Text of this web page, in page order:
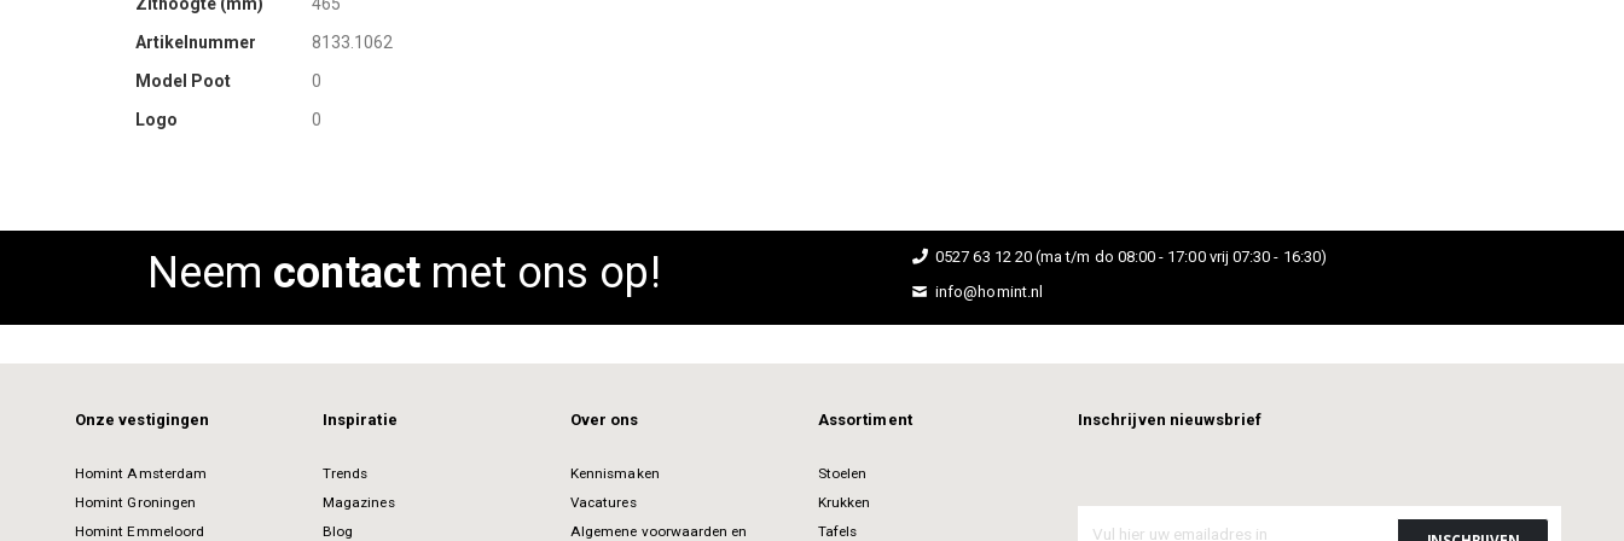
 Terra
 Antraciet
 Licht blauw
Artikelnummer
8133.1062
Model Poot
0
Logo
0
Neem contactmet ons op!
0527 63 12 20 (ma t/m do 08:00 - 17:00 vrij 07:30 - 16:30)
info@homint.nl
Onze vestigingen
Homint Amsterdam
Homint Groningen
Homint Emmeloord
Inspiratie
Trends
Magazines
Blog
Over ons
Kennismaken
Vacatures
Algemene voorwaarden en
Assortiment
Stoelen
Krukken
Tafels
Inschrijven nieuwsbrief